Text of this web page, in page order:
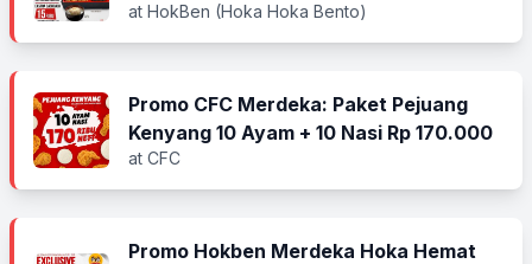
at HokBen (Hoka Hoka Bento)
Promo CFC Merdeka: Paket Pejuang
Kenyang 10 Ayam + 10 Nasi Rp 170.000
at CFC
Promo Hokben Merdeka Hoka Hemat